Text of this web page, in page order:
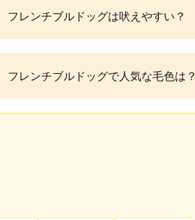
フレンチブルドッグは吠えやすい？
フレンチブルドッグで人気な毛色は？